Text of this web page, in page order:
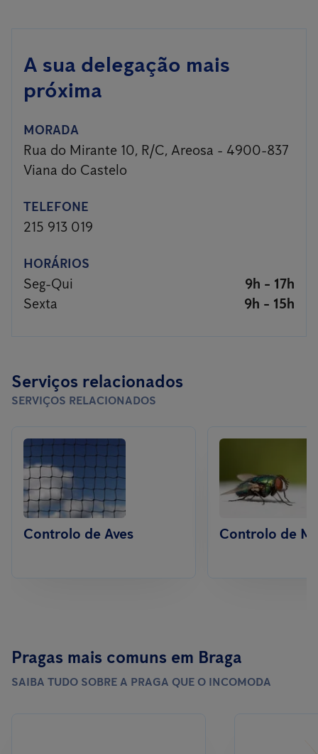
A sua delegação mais
próxima
MORADA
Rua do Mirante 10, R/C, Areosa - 4900-837
Viana do Castelo
TELEFONE
215 913 019
HORÁRIOS
Seg-Qui
9h - 17h
Sexta
9h - 15h
Serviços relacionados
SERVIÇOS RELACIONADOS
Controlo de Aves Controlo de
Pragas mais comuns em Braga
SAIBA TUDO SOBRE A PRAGA QUE O INCOMODA